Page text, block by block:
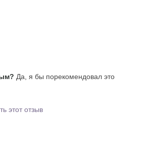
Да, я бы порекомендовал это
этот отзыв